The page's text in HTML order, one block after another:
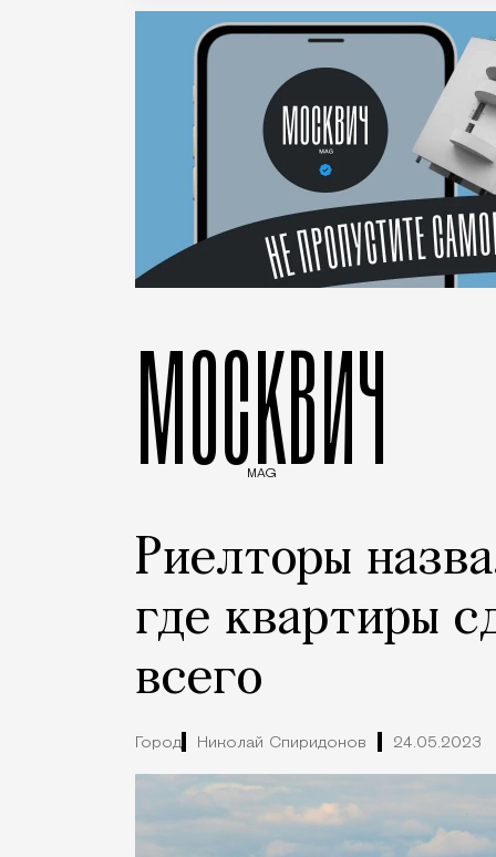
МОСКВИЧ
MAG
Риелторы
где квартиры
всего
Город Николай Спиридонов 24.05.2023